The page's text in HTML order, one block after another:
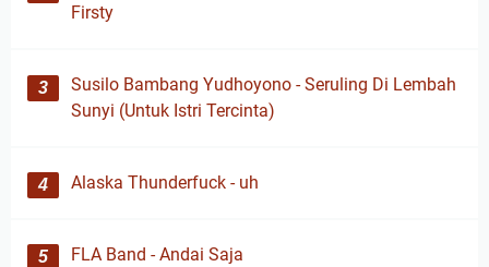
Firsty
Susilo Bambang Yudhoyono - Seruling Di Lembah
Sunyi (Untuk Istri Tercinta)
Alaska Thunderfuck - uh
FLA Band - Andai Saja